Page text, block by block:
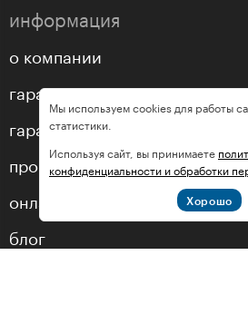
информация
о компании
гарантии
гарантия подлинности
процесс заказа очков с
онлайн примерка очков
блог
Мы используем cookies для работы
статистики.
Используя сайт, вы принимаете
конфиденциальности и обработки
Хорошо